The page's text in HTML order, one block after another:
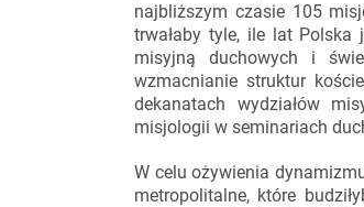
najbliższym czasie 105
trwałaby tyle, ile lat Polska
misyjną duchowych i
wzmacnianie struktur
dekanatach wydziałów
misjologii w seminariach
W celu ożywienia
metropolitalne, które